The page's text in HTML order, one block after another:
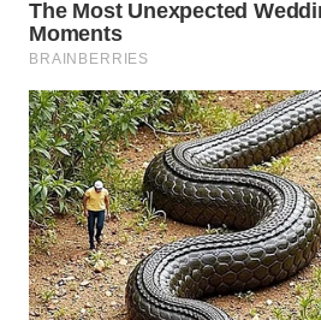
WN
BINJAI
WN
CIREBON
WN
INDRAMAYU
WN